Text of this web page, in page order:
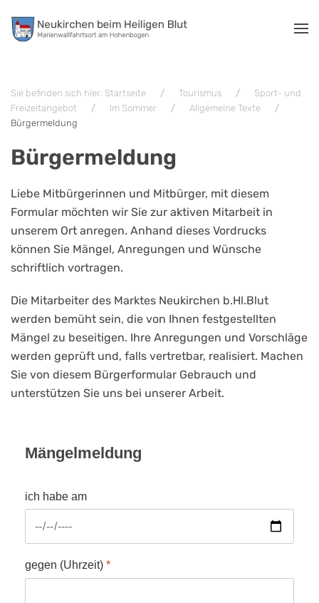
Zum Hauptinhalt springen
Sie befinden sich hier: Startseite Tourismus
Sport- und
Freizeitangebot
Im Sommer
Allgemeine Texte
Bürgermeldung
Bürgermeldung
Liebe Mitbürgerinnen und Mitbürger, mit diesem
Formular möchten wir Sie zur aktiven Mitarbeit in
unserem Ort anregen. Anhand dieses Vordrucks
können Sie Mängel, Anregungen und Wünsche
schriftlich vortragen.
Die Mitarbeiter des Marktes Neukirchen b.Hl.Blut
werden bemüht sein, die von Ihnen festgestellten
Mängel zu beseitigen. Ihre Anregungen und Vorschläge
werden geprüft und, falls vertretbar, realisiert. Machen
Sie von diesem Bürgerformular Gebrauch und
unterstützen Sie uns bei unserer Arbeit.
Mängelmeldung
ich habe am
gegen (Uhrzeit) *